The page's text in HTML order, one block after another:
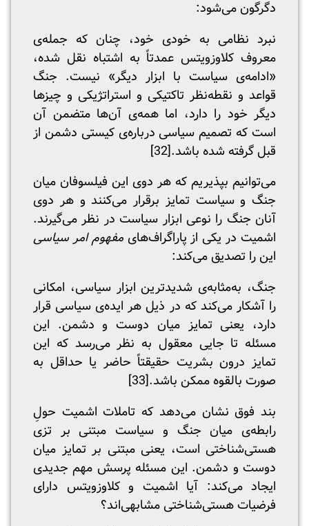
دگرگون می‌شود:
نبرد نظامی به خودی خود، چنان که جمله‌ی
معروف کلاوزویتس عمدتاً به اشتباه نقل شده،
«ادامه‌ی سیاست با ابزار دیگر» نیست. جنگ
قواعد و نقطه‌نظر تاکتیکی و استراتژیکی و چیزها
دیگر خود را دارد، اما همه‌ی آن‌ها متضمن آن
است که تصمیم سیاسی درباره‌ی کیستی دشمن از
قبل گرفته شده باشد.[32]
می‌توانیم بپذیریم که هر دوی این فیلسوفان میان
جنگ و سیاست تمایز برقرار می‌کنند و هر دوی
آنان جنگ را نوعی ابزار سیاست در نظر می‌گیرند.
اشمیت در یکی از پاراگراف‌هایمفهوم امر سیاسی
این را تصدیق می‌کند:
جنگ، به‌مثابه‌ی شدید‌ترین ابزار سیاسی، امکانی
را آشکار می‌کند که در ذیل هر ایده‌ی سیاسی قرار
دارد، یعنی تمایز میان دوست و دشمن. این
مسئله تا جایی معقول به نظر می‌رسد که این
تمایز درون بشریت حقیقتاً حاضر یا حداقل به
صورت بالقوه ممکن باشد.[33]
بند فوق نشان می‌دهد که تاملات اشمیت حولِ
رابطه‌ی میان جنگ و سیاست مبتنی بر تزی
هستی‌شناختی است، یعنی مبتنی بر تمایز میان
دوست و دشمن. این مسئله پرسش مهم جدیدی
ایجاد می‌کند: آیا اشمیت و کلاوزویتس دارای
فرضیات هستی‌شناختی مشابهی‌اند؟